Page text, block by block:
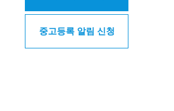
중고등록 알림 신청